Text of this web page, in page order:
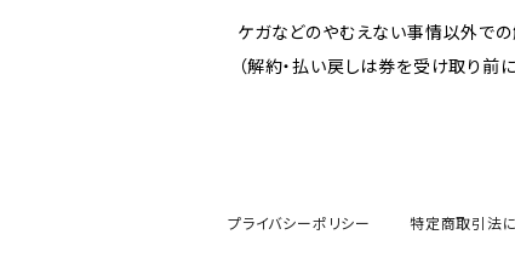
ケガなどのやむえない事情以外での
（解約・払い戻しは券を受け取り前に
プライバシーポリシー 特定商取引法